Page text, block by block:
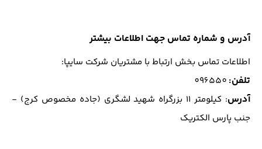
آدرس و شماره تماس جهت اطلاعات بیشتر
اطلاعات تماس بخش ارتباط با مشتریان شرکت سایپا:
تلفن:
096550
آدرس
: كيلومتر 11 بزرگراه شهيد لشگري (جاده مخصوص كرج) -
جنب پارس الكتريك